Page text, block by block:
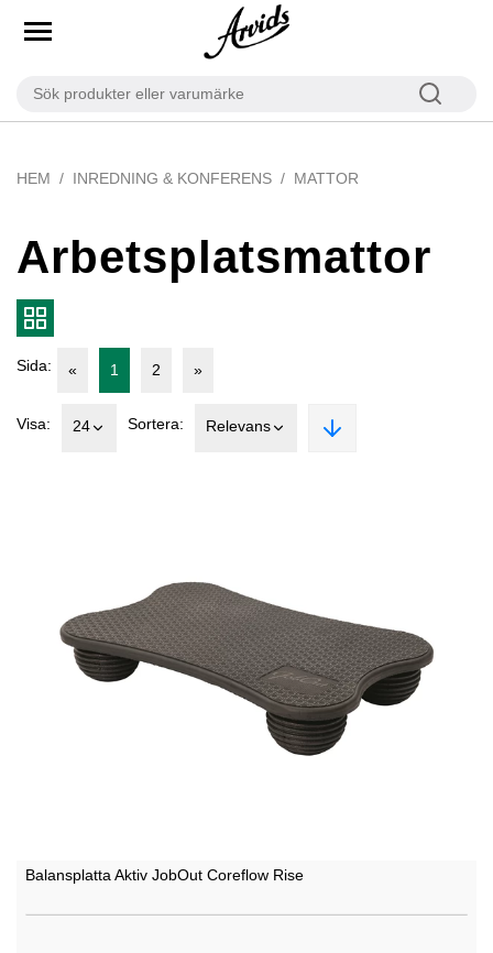
HEM INREDNING & KONFERENS MATTOR
Arbetsplatsmattor
Sida: « 1 2 »
Visa: 24 Sortera: Relevans
Balansplatta Aktiv JobOut Coreflow Rise